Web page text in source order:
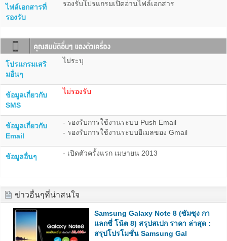
ไฟล์เอกสารที่
รองรับ
รองรับโปรแกรมเปิดอ่านไฟล์เอกสาร
โปรแกรมเสริ
มอื่นๆ
ไม่ระบุ
ข้อมูลเกี่ยวกับ
SMS
ไม่รองรับ
ข้อมูลเกี่ยวกับ
Email
- รองรับการใช้งานระบบ Push Email
- รองรับการใช้งานระบบอีเมลของ Gmail
ข้อมูลอื่นๆ - เปิดตัวครั้งแรก เมษายน 2013
ข่าวอื่นๆที่น่าสนใจ
Samsung Galaxy Note 8 (ซัมซุง กา
แลกซี่ โน้ต 8) สรุปสเปก ราคา ล่าสุด :
สรุปโปรโมชั่น Samsung Gal